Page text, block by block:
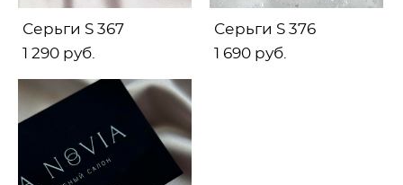
Серьги S 367
1 290 pуб.
Серьги S 376
1 690 pуб.